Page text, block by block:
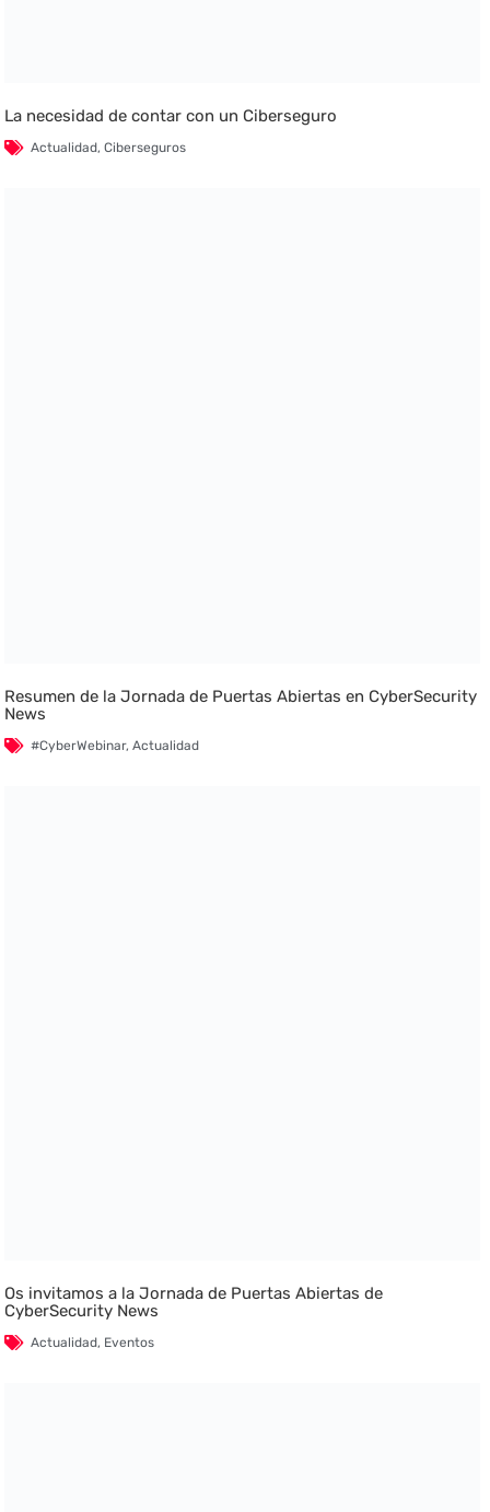
La necesidad de contar con un Ciberseguro
Actualidad,Ciberseguros
Resumen de la Jornada de Puertas Abiertas en CyberSecurity
News
#CyberWebinar,Actualidad
Os invitamos a la Jornada de Puertas Abiertas de
CyberSecurity News
Actualidad, Eventos